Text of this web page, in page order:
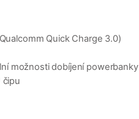
Quick Charge 3.0)
možnosti dobíjení powerbanky
čipu